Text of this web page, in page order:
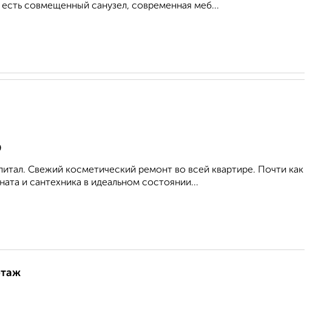
совмещенный санузел, современная меб...
Свежий косметический ремонт во всей квартире. Почти как
и сантехника в идеальном состоянии...